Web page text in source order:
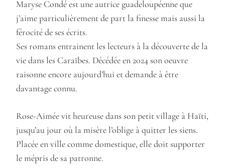
Maryse Condé est une autrice guadeloupéenne que
j’aime particulièrement de part la finesse mais aussi la
férocité de ses écrits.
Ses romans entrainent les lecteurs à la découverte de la
vie dans les Caraïbes. Décédée en 2024 son oeuvre
raisonne encore aujourd’hui et demande à être
davantage connu.
Rose-Aimée vit heureuse dans son petit village à Haïti,
jusqu’au jour où la misère l’oblige à quitter les siens.
Placée en ville comme domestique, elle doit supporter
le mépris de sa patronne.